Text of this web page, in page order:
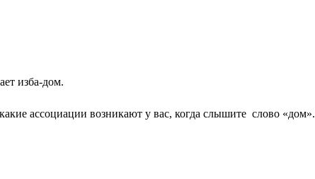
изба-дом.
ассоциации возникают у вас, когда слышите слово «дом».